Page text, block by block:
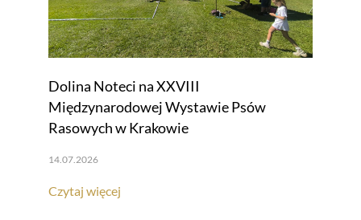
Dolina Noteci na XXVIII
Międzynarodowej Wystawie Psów
Rasowych w Krakowie
14.07.2026
Czytaj więcej